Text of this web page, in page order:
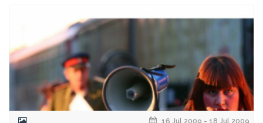
16 Jul 2009 - 18 Jul 2009